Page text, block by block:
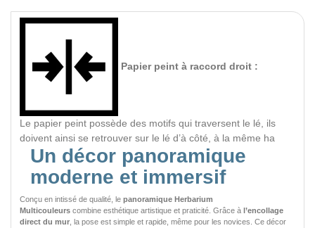
Papier peint à raccord droit :
Le papier peint possède des motifs qui traversent le lé, ils
doivent ainsi se retrouver sur le lé d’à côté, à la même ha
Un décor panoramique
moderne et immersif
Conçu en intissé de qualité, le panoramique Herbarium
Multicouleurs combine esthétique artistique et praticité. Grâce à l’encollage
direct du mur, la pose est simple et rapide, même pour les novices. Ce décor